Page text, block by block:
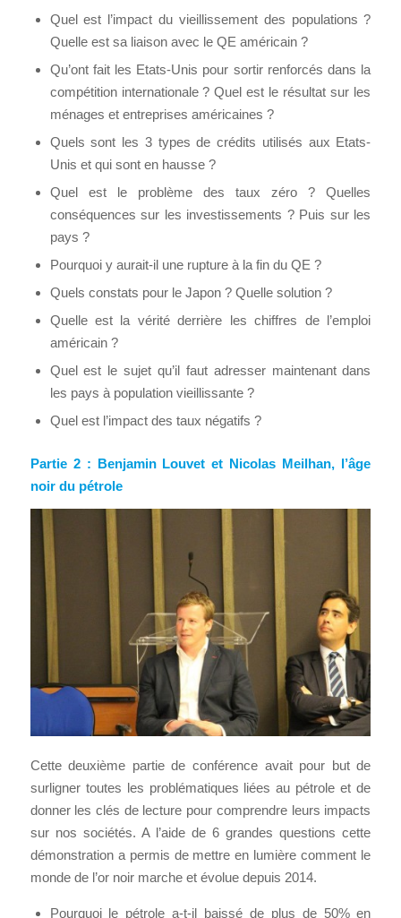
Quel est l’impact du vieillissement des populations ?
Quelle est sa liaison avec le QE américain ?
Qu’ont fait les Etats-Unis pour sortir renforcés dans la
compétition internationale ? Quel est le résultat sur les
ménages et entreprises américaines ?
Quels sont les 3 types de crédits utilisés aux Etats-
Unis et qui sont en hausse ?
Quel est le problème des taux zéro ? Quelles
conséquences sur les investissements ? Puis sur les
pays ?
Pourquoi y aurait-il une rupture à la fin du QE ?
Quels constats pour le Japon ? Quelle solution ?
Quelle est la vérité derrière les chiffres de l’emploi
américain ?
Quel est le sujet qu’il faut adresser maintenant dans
les pays à population vieillissante ?
Quel est l’impact des taux négatifs ?
Partie 2 : Benjamin Louvet et Nicolas Meilhan, l’âge
noir du pétrole
Cette deuxième partie de conférence avait pour but de
surligner toutes les problématiques liées au pétrole et de
donner les clés de lecture pour comprendre leurs impacts
sur nos sociétés. A l’aide de 6 grandes questions cette
démonstration a permis de mettre en lumière comment le
monde de l’or noir marche et évolue depuis 2014.
Pourquoi le pétrole a-t-il baissé de plus de 50% en